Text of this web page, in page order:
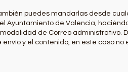
puedes mandarlas desde
Ayuntamiento de Valencia,
de Correo administrativo.
y el contenido, en este caso